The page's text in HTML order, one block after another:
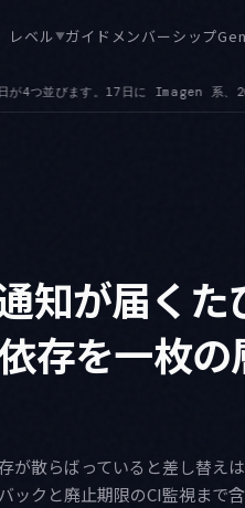
レベル▼ガイド メンバーシップ
ミリー、23日に Claude 3
知が届くた
存を一枚の
が散らばっていると差し替え
ックと廃止期限のCI監視まで